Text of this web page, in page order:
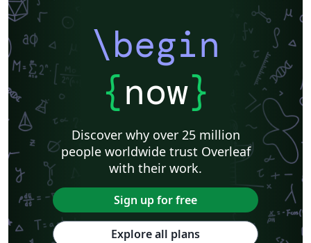
\begin
{now}
Discover why over 25 million
people worldwide trust Overleaf
with their work.
Sign up for free
Explore all plans